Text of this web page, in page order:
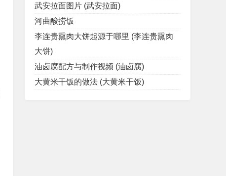
武安拉面图片 (武安拉面)
河曲酸捞饭
李连贵熏肉大饼起源于哪里 (李连贵熏肉
大饼)
油卤腐配方与制作视频 (油卤腐)
大黄米干饭的做法 (大黄米干饭)